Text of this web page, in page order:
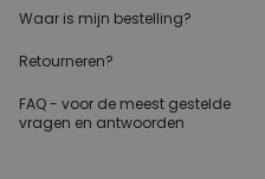
Waar is mijn bestelling?
Retourneren?
FAQ - voor de meest gestelde
vragen en antwoorden